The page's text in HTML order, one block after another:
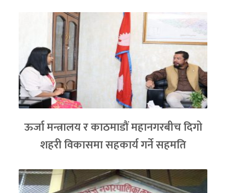
ऊर्जा मन्त्रालय र काठमाडौं महानगरबीच दिगो
शहरी विकासमा सहकार्य गर्ने सहमति